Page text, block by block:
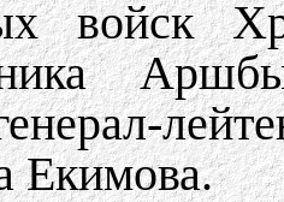
войск
Екимова.